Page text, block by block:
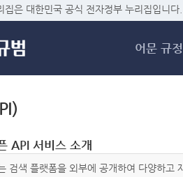
메
집은 대한민국 공식 전자정부 누리집입니다.
어문 규정
API 서비스 소개
검색 플랫폼을 외부에 공개하여 다양하